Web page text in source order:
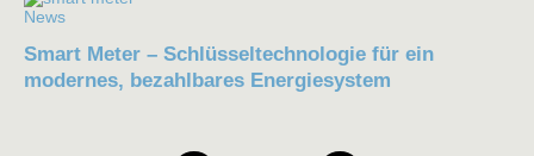
News
Smart Meter – Schlüsseltechnologie für ein
modernes, bezahlbares Energiesystem